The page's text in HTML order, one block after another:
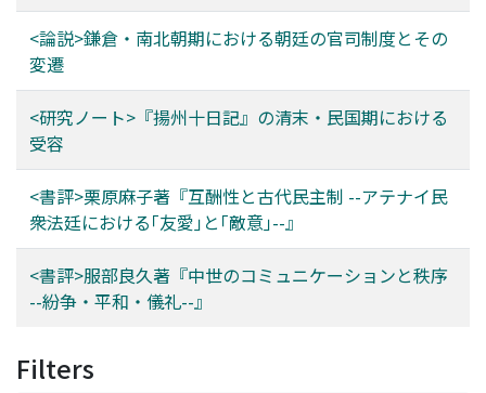
<論説>鎌倉・南北朝期における朝廷の官司制度とその
変遷
<研究ノート>『揚州十日記』の清末・民国期における
受容
<書評>栗原麻子著『互酬性と古代民主制 --アテナイ民
衆法廷における｢友愛｣と｢敵意｣--』
<書評>服部良久著『中世のコミュニケーションと秩序
--紛争・平和・儀礼--』
Filters